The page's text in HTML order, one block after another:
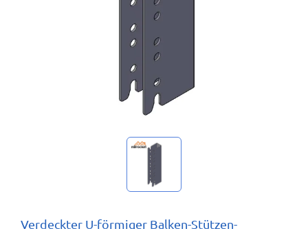
Verdeckter U-förmiger Balken-Stützen-